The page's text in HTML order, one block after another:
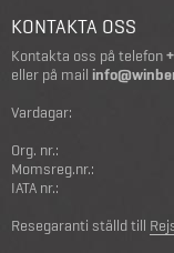
KONTAKTA OSS
Kontakta oss på telefon
eller på mail
Vardagar:
Org. nr.:
Momsreg.nr.:
IATA nr.:
Resegaranti ställd till